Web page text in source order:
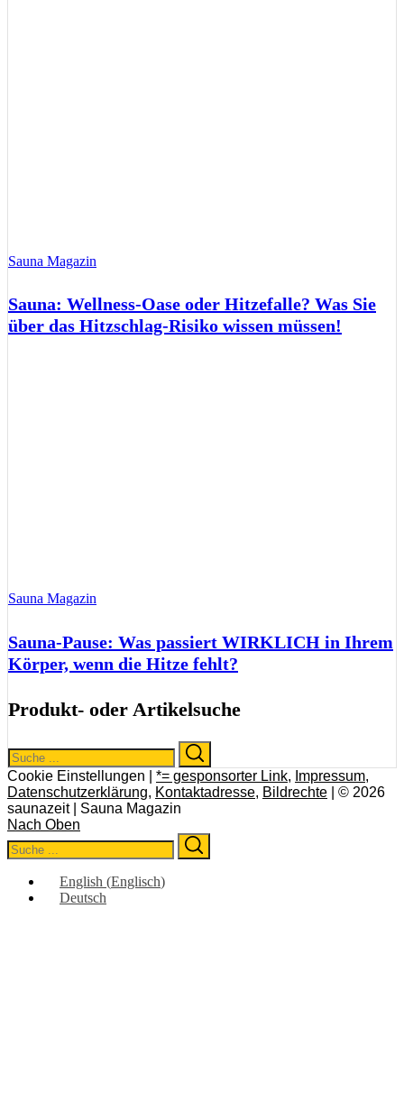
Sauna Magazin
Sauna: Wellness-Oase oder Hitzefalle? Was Sie
über das Hitzschlag-Risiko wissen müssen!
Sauna Magazin
Sauna-Pause: Was passiert WIRKLICH in Ihrem
Körper, wenn die Hitze fehlt?
Produkt- oder Artikelsuche
Search
for:
Cookie Einstellungen | *= gesponsorter Link, Impressum,
Datenschutzerklärung, Kontaktadresse, Bildrechte | © 2026
saunazeit | Sauna Magazin
Nach Oben
Search
for:
English (Englisch)
Deutsch